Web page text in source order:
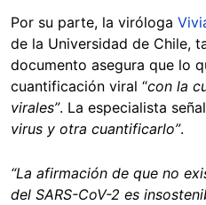
Por su parte, la viróloga
de la Universidad de Chile,
documento asegura que lo
cuantificación viral “con la
virales”. La especialista
virus y otra cuantificarlo”.
“La afirmación de que no
del SARS-CoV-2 es